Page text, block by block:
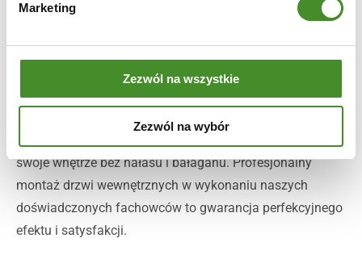
Marketing
Zezwól na wszystkie
Zezwól na wybór
Masz ochotę na zmianę, ale perspektywa długotrwałego
remontu Cię zniechęca? Postaw na drzwi Prestige PL!
Model został wyposażony w nakładki na futryny, które
skutecznie zakrywają dotychczasowe ościeżnice, bez
swoje wnętrze bez hałasu i bałaganu. Profesjonalny
montaż drzwi wewnętrznych w wykonaniu naszych
doświadczonych fachowców to gwarancja perfekcyjnego
efektu i satysfakcji.